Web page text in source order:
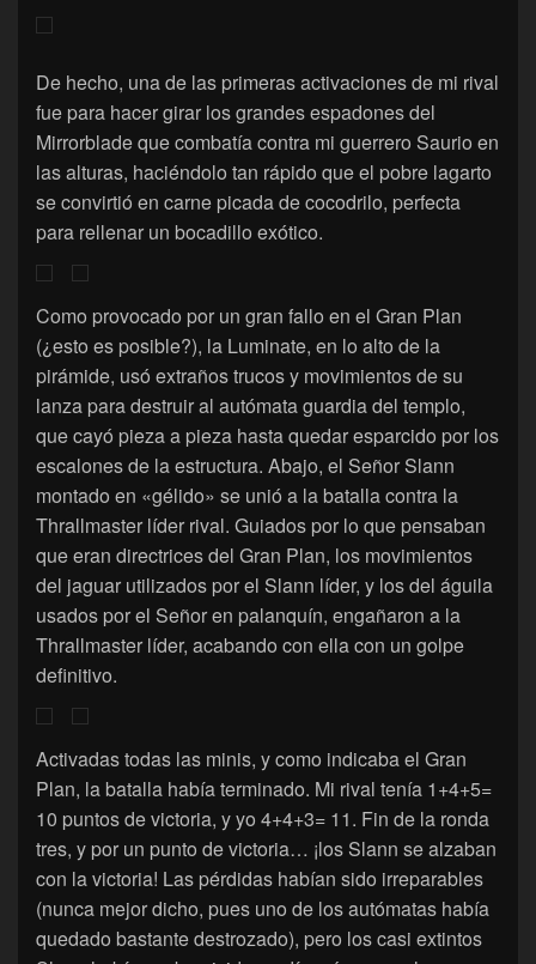
De hecho, una de las primeras activaciones de mi rival
fue para hacer girar los grandes espadones del
Mirrorblade que combatía contra mi guerrero Saurio en
las alturas, haciéndolo tan rápido que el pobre lagarto
se convirtió en carne picada de cocodrilo, perfecta
para rellenar un bocadillo exótico.
Como provocado por un gran fallo en el Gran Plan
(¿esto es posible?), la Luminate, en lo alto de la
pirámide, usó extraños trucos y movimientos de su
lanza para destruir al autómata guardia del templo,
que cayó pieza a pieza hasta quedar esparcido por los
escalones de la estructura. Abajo, el Señor Slann
montado en «gélido» se unió a la batalla contra la
Thrallmaster líder rival. Guiados por lo que pensaban
que eran directrices del Gran Plan, los movimientos
del jaguar utilizados por el Slann líder, y los del águila
usados por el Señor en palanquín, engañaron a la
Thrallmaster líder, acabando con ella con un golpe
definitivo.
Activadas todas las minis, y como indicaba el Gran
Plan, la batalla había terminado. Mi rival tenía 1+4+5=
10 puntos de victoria, y yo 4+4+3= 11. Fin de la ronda
tres, y por un punto de victoria… ¡los Slann se alzaban
con la victoria! Las pérdidas habían sido irreparables
(nunca mejor dicho, pues uno de los autómatas había
quedado bastante destrozado), pero los casi extintos